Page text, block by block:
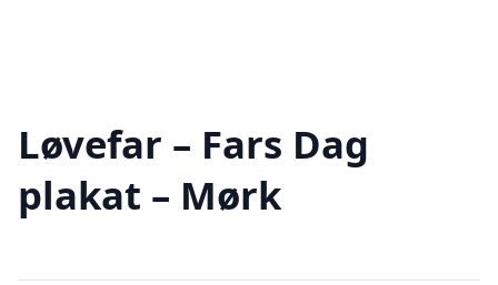
Løvefar – Fars Dag
plakat – Mørk